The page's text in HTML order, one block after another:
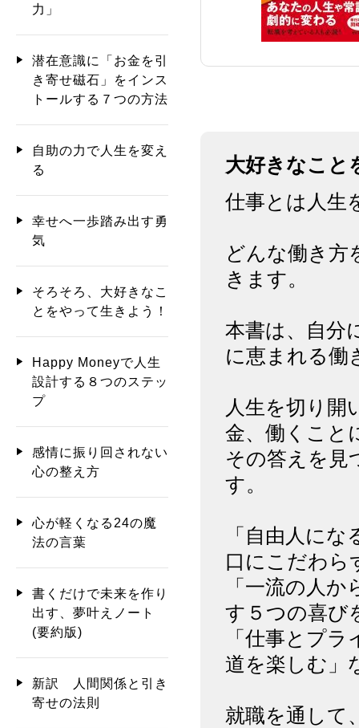
大好きなこと
仕事とは人生
どんな働き方
きます。
本書は、自分
に恵まれる働
人生を切り開
金、働くこと
その答えを見
す。
「自由人に
口にこだわら
「一流の人
す５つの喜び
「仕事とプ
道を楽しむ」
就職を通して
力」
潜在意識に「お金を引
き寄せ磁石」をインス
トールする７つの方法
自助の力で人生を変え
る
幸せへ一歩踏み出す勇
気
そろそろ、大好きなこ
とをやって生きよう！
Happy Moneyで人生
設計する８つのステッ
プ
感情に振り回されない
心の整え方
心が軽くなる24の魔
法の言葉
書くだけで未来を作り
出す、夢叶えノート
(要約版)
新訳 人間関係と引き
寄せの法則